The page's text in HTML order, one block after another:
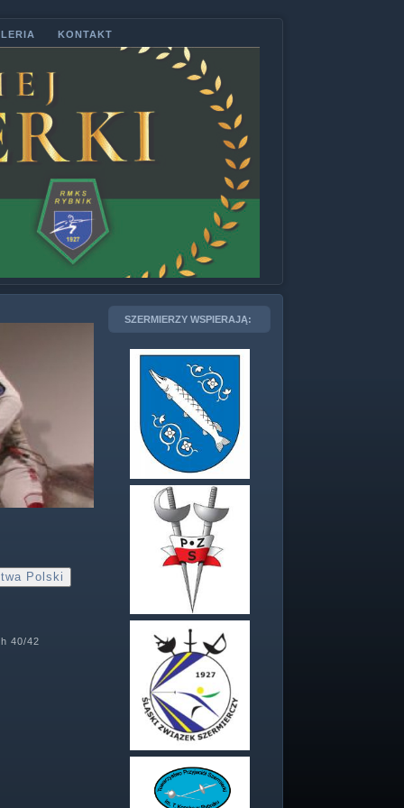
KONTAKT
Polski
40/42
SZERMIERZY WSPIERAJĄ: